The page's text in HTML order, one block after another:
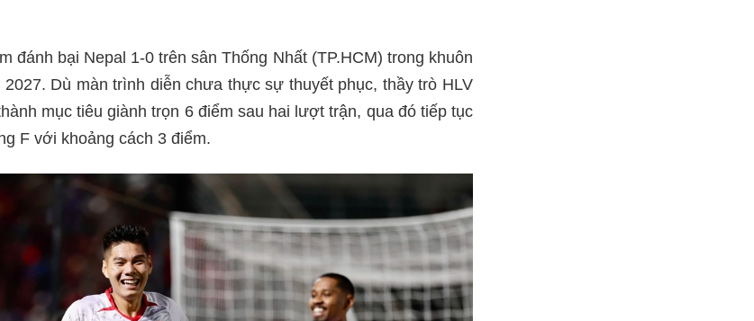
đánh bại Nepal 1-0 trên sân Thống Nhất (TP.HCM) trong khuôn
2027. Dù màn trình diễn chưa thực sự thuyết phục, thầy trò HLV
mục tiêu giành trọn 6 điểm sau hai lượt trận, qua đó tiếp tục
F với khoảng cách 3 điểm.